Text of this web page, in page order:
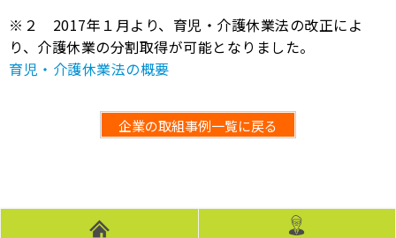
※２ 2017年１月より、育児・介護休業法の改正によ
り、介護休業の分割取得が可能となりました。
育児・介護休業法の概要
企業の取組事例一覧に戻る